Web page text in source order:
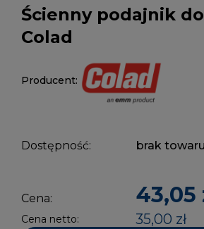
Ścienny podajnik
Colad
Producent:
Dostępność: brak towaru
Cena: 43,05
Cena netto:
35,00 zł